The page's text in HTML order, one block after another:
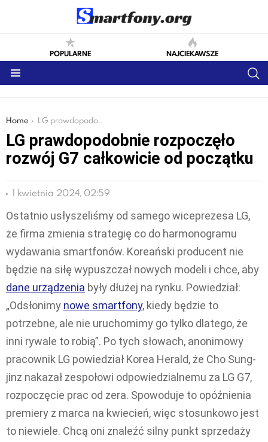
POPULARNE NAJCIEKAWSZE
You are here:
Home LG prawdopodobnie rozpoczęło rozwój G7 całkowicie od początku
LG prawdopodobnie rozpoczęło
rozwój G7 całkowicie od początku
1 kwietnia 2024, 02:59
Ostatnio usłyszeliśmy od samego wiceprezesa LG,
że firma zmienia strategię co do harmonogramu
wydawania smartfonów. Koreański producent nie
będzie na siłę wypuszczał nowych modeli i chce, aby
dane urządzenia były dłużej na rynku. Powiedział:
„Odsłonimy nowe smartfony, kiedy będzie to
potrzebne, ale nie uruchomimy go tylko dlatego, że
inni rywale to robią”. Po tych słowach, anonimowy
pracownik LG powiedział Korea Herald, że Cho Sung-
jinz nakazał zespołowi odpowiedzialnemu za LG G7,
rozpoczęcie prac od zera. Spowoduje to opóźnienia
premiery z marca na kwiecień, więc stosunkowo jest
to niewiele. Chcą oni znaleźć silny punkt sprzedaży